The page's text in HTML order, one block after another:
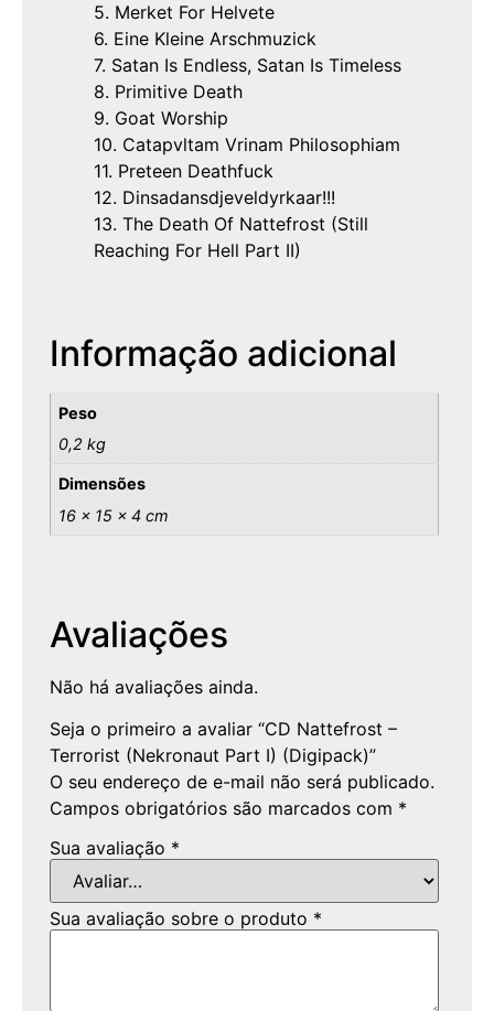
5. Merket For Helvete
6. Eine Kleine Arschmuzick
7. Satan Is Endless, Satan Is Timeless
8. Primitive Death
9. Goat Worship
10. Catapvltam Vrinam Philosophiam
11. Preteen Deathfuck
12. Dinsadansdjeveldyrkaar!!!
13. The Death Of Nattefrost (Still
Reaching For Hell Part II)
Informação adicional
Peso
0,2 kg
Dimensões
16 × 15 × 4 cm
Avaliações
Não há avaliações ainda.
Seja o primeiro a avaliar “CD Nattefrost –
Terrorist (Nekronaut Part I) (Digipack)”
O seu endereço de e-mail não será publicado.
Campos obrigatórios são marcados com *
Sua avaliação *
Sua avaliação sobre o produto *